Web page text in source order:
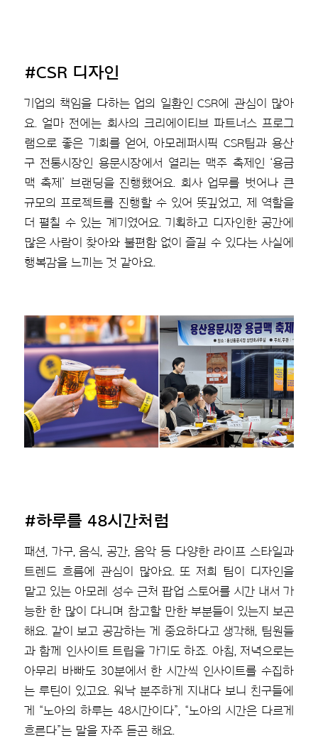
#CSR 디자인
기업의 책임을 다하는 업의 일환인 CSR에 관심이 많아
요. 얼마 전에는 회사의 크리에이티브 파트너스 프로그
램으로 좋은 기회를 얻어, 아모레퍼시픽 CSR팀과 용산
구 전통시장인 용문시장에서 열리는 맥주 축제인 ‘용금
맥 축제’ 브랜딩을 진행했어요. 회사 업무를 벗어나 큰
규모의 프로젝트를 진행할 수 있어 뜻깊었고, 제 역할을
더 펼칠 수 있는 계기였어요. 기획하고 디자인한 공간에
많은 사람이 찾아와 불편함 없이 즐길 수 있다는 사실에
행복감을 느끼는 것 같아요.
#하루를 48시간처럼
패션, 가구, 음식, 공간, 음악 등 다양한 라이프 스타일과
트렌드 흐름에 관심이 많아요. 또 저희 팀이 디자인을
맡고 있는 아모레 성수 근처 팝업 스토어를 시간 내서 가
능한 한 많이 다니며 참고할 만한 부분들이 있는지 보곤
해요. 같이 보고 공감하는 게 중요하다고 생각해, 팀원들
과 함께 인사이트 트립을 가기도 하죠. 아침, 저녁으로는
아무리 바빠도 30분에서 한 시간씩 인사이트를 수집하
는 루틴이 있고요. 워낙 분주하게 지내다 보니 친구들에
게 “노아의 하루는 48시간이다”, “노아의 시간은 다르게
흐른다”는 말을 자주 듣곤 해요.